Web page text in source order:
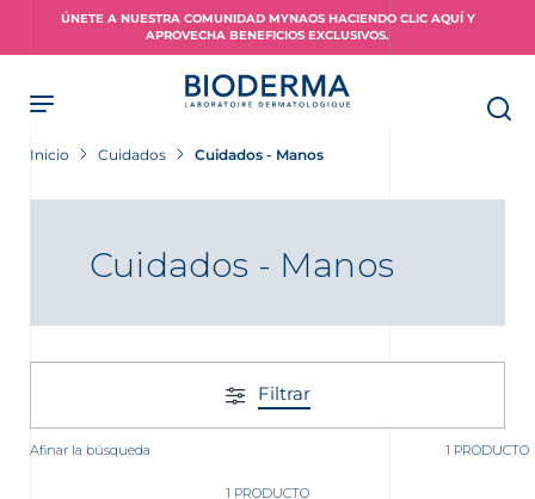
ÚNETE A NUESTRA COMUNIDAD MYNAOS HACIENDO CLIC AQUÍ Y
APROVECHA BENEFICIOS EXCLUSIVOS.
Inicio Cuidados Cuidados - Manos
Cuidados - Manos
Filtrar
Afinar la búsqueda 1 PRODUCTO
1 PRODUCTO